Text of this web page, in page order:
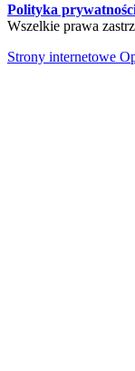
Polityka
Wszelkie prawa
Strony internetowe